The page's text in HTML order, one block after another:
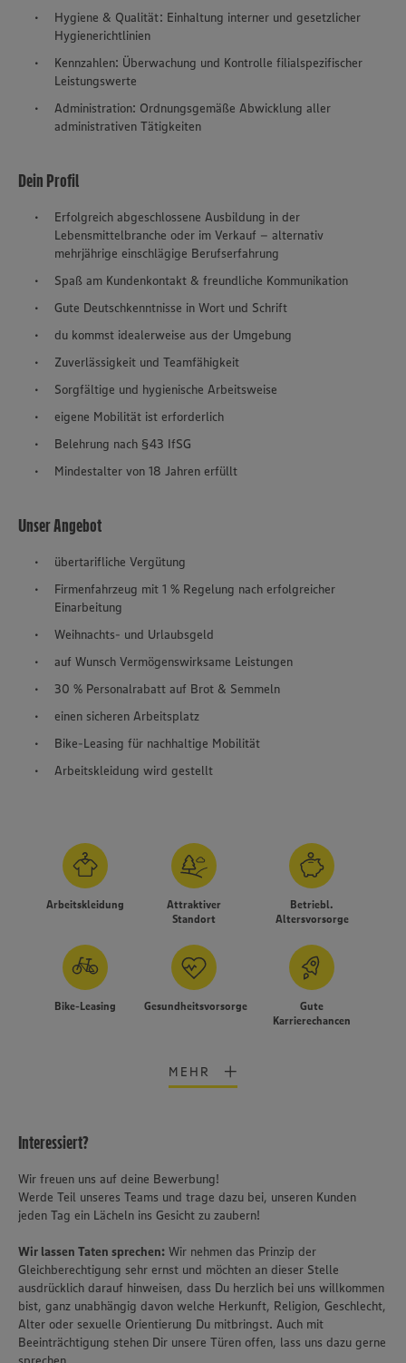
Hygiene & Qualität: Einhaltung interner und gesetzlicher
Hygienerichtlinien
Kennzahlen: Überwachung und Kontrolle filialspezifischer
Leistungswerte
Administration: Ordnungsgemäße Abwicklung aller
administrativen Tätigkeiten
Dein Profil
Erfolgreich abgeschlossene Ausbildung in der
Lebensmittelbranche oder im Verkauf – alternativ
mehrjährige einschlägige Berufserfahrung
Spaß am Kundenkontakt & freundliche Kommunikation
Gute Deutschkenntnisse in Wort und Schrift
du kommst idealerweise aus der Umgebung
Zuverlässigkeit und Teamfähigkeit
Sorgfältige und hygienische Arbeitsweise
eigene Mobilität ist erforderlich
Belehrung nach §43 IfSG
Mindestalter von 18 Jahren erfüllt
Unser Angebot
übertarifliche Vergütung
Firmenfahrzeug mit 1 % Regelung nach erfolgreicher
Einarbeitung
Weihnachts- und Urlaubsgeld
auf Wunsch Vermögenswirksame Leistungen
30 % Personalrabatt auf Brot & Semmeln
einen sicheren Arbeitsplatz
Bike-Leasing für nachhaltige Mobilität
Arbeitskleidung wird gestellt
Arbeitskleidung
Attraktiver
Standort
Betriebl.
Altersvorsorge
Bike-Leasing Gesundheitsvorsorge
Gute
Karrierechancen
MEHR
Interessiert?
Wir freuen uns auf deine Bewerbung!
Werde Teil unseres Teams und trage dazu bei, unseren Kunden
jeden Tag ein Lächeln ins Gesicht zu zaubern!
Wir lassen Taten sprechen: Wir nehmen das Prinzip der
Gleichberechtigung sehr ernst und möchten an dieser Stelle
ausdrücklich darauf hinweisen, dass Du herzlich bei uns willkommen
bist, ganz unabhängig davon welche Herkunft, Religion, Geschlecht,
Alter oder sexuelle Orientierung Du mitbringst. Auch mit
Beeinträchtigung stehen Dir unsere Türen offen, lass uns dazu gerne